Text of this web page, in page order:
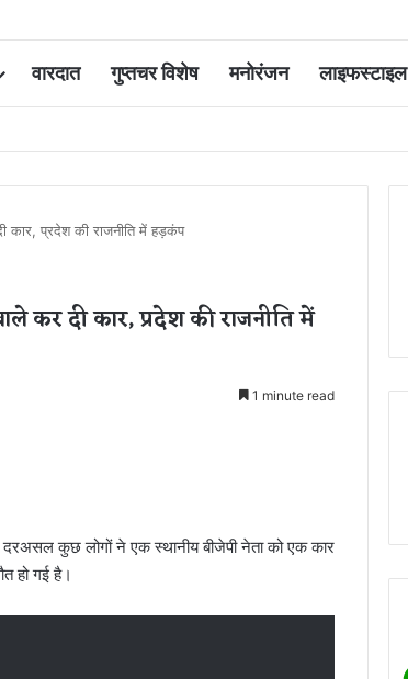
वारदात गुप्तचर विशेष मनोरंजन लाइफस्टाइल
परियोजनाओं पर चल रहा काम
कार, प्रदेश की राजनीति में हड़कंप
कर दी कार, प्रदेश की राजनीति में
1 minute read
कुछ लोगों ने एक स्थानीय बीजेपी नेता को एक कार
हो गई है।